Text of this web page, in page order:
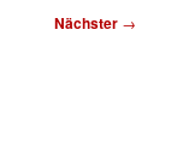
Nächster →